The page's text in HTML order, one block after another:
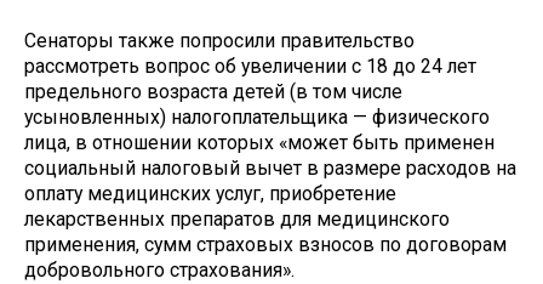
Сенаторы также попросили правительство
рассмотреть вопрос об увеличении с 18 до 24 лет
предельного возраста детей (в том числе
усыновленных) налогоплательщика — физического
лица, в отношении которых «может быть применен
социальный налоговый вычет в размере расходов на
оплату медицинских услуг, приобретение
лекарственных препаратов для медицинского
применения, сумм страховых взносов по договорам
добровольного страхования».